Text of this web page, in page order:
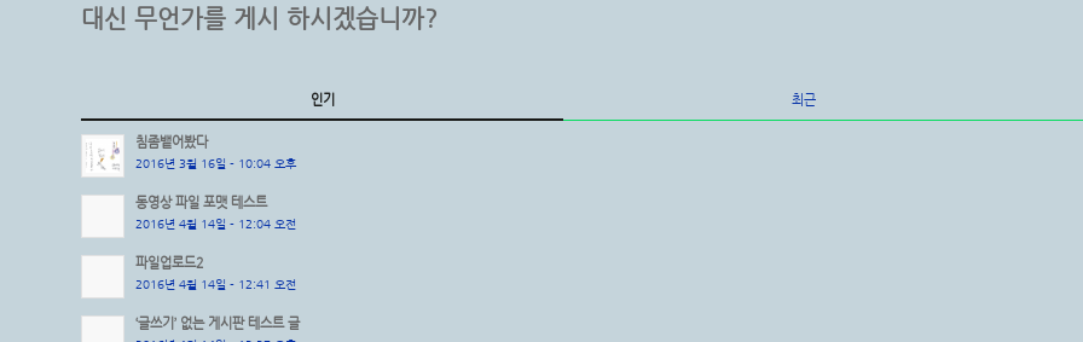
대신 무언가를 게시 하시겠습니까?
인기 최근
침좀뱉어봤다
2016년 3월 16일 - 10:04 오후
동영상 파일 포맷 테스트
2016년 4월 14일 - 12:04 오전
파일업로드2
2016년 4월 14일 - 12:41 오전
‘글쓰기’ 없는 게시판 테스트 글